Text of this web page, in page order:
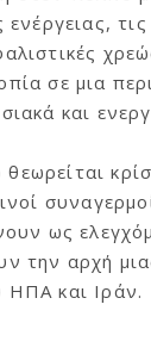
ενέργειας,
σε μια
και
θεωρείται
ως
την αρχή
ΗΠΑ και Ιράν.